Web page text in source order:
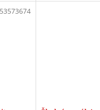
53573674